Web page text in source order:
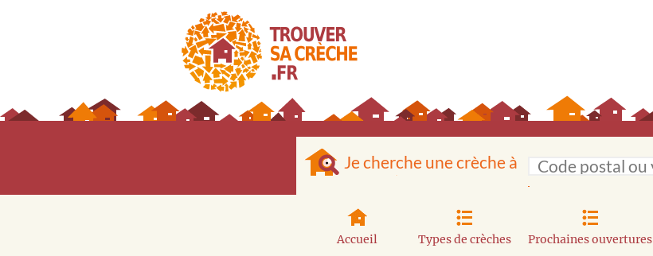
Je cherche une crèche à
Accueil Types de crèches Prochaines ouvertures